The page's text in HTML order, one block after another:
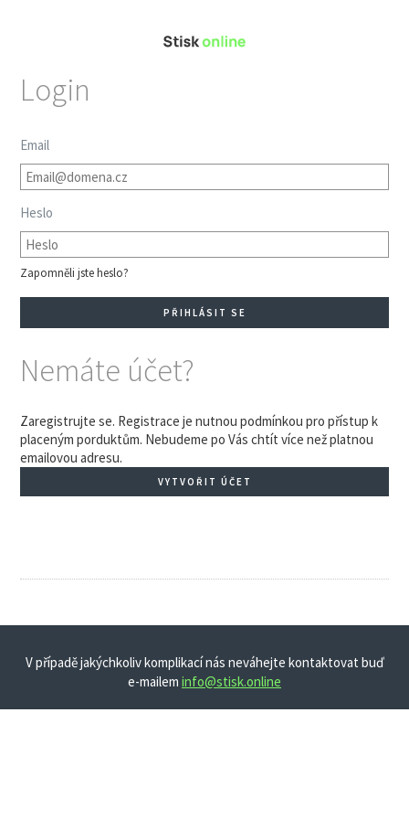
Login
Email
Heslo
Zapomněli jste heslo?
Nemáte účet?
Zaregistrujte se. Registrace je nutnou podmínkou pro přístup k
placeným porduktům. Nebudeme po Vás chtít více než platnou
emailovou adresu.
VYTVOŘIT ÚČET
V případě jakýchkoliv komplikací nás neváhejte kontaktovat buď
e-mailem info@stisk.online